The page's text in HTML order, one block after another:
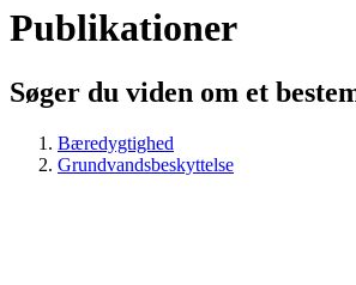
Publikationer
Søger du viden om et
Bæredygtighed
Grundvandsbeskyttelse